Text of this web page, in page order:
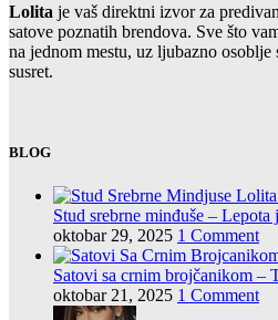
Lolita je vaš direktni izvor za
satove poznatih brendova. Sve što
na jednom mestu, uz ljubazno osoblje
susret.
BLOG
Stud srebrne minđuše – Lepota
oktobar 29, 2025 1 Comment
Satovi sa crnim brojčanikom –
oktobar 21, 2025 1 Comment